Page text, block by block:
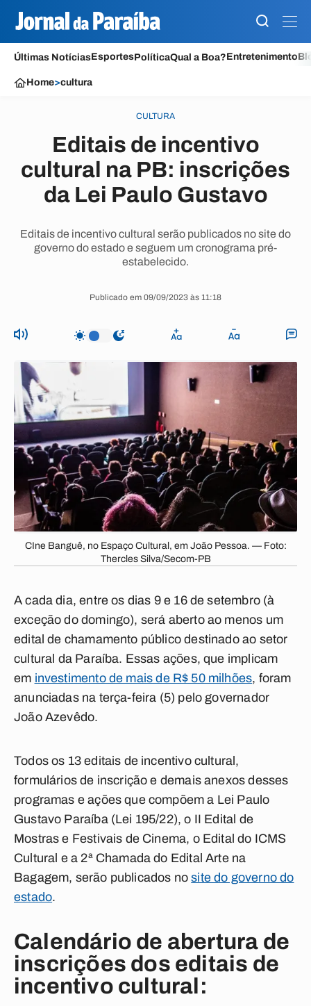
Últimas NotíciasEsportesPolíticaQual a Boa?Entretenimento
Home>cultura
CULTURA
Editais de incentivo
cultural na PB: inscrições
da Lei Paulo Gustavo
Editais de incentivo cultural serão publicados no site do
governo do estado e seguem um cronograma pré-
estabelecido.
Publicado em 09/09/2023 às 11:18
CIne Banguê, no Espaço Cultural, em João Pessoa. — Foto:
Thercles Silva/Secom-PB
A cada dia, entre os dias 9 e 16 de setembro (à
exceção do domingo), será aberto ao menos um
edital de chamamento público destinado ao setor
cultural da Paraíba. Essas ações, que implicam
em investimento de mais de R$ 50 milhões, foram
anunciadas na terça-feira (5) pelo governador
João Azevêdo.
Todos os 13 editais de incentivo cultural,
formulários de inscrição e demais anexos desses
programas e ações que compõem a Lei Paulo
Gustavo Paraíba (Lei 195/22), o II Edital de
Mostras e Festivais de Cinema, o Edital do ICMS
Cultural e a 2ª Chamada do Edital Arte na
Bagagem, serão publicados nosite do governo do
estado.
Calendário de abertura de
inscrições dos editais de
incentivo cultural: